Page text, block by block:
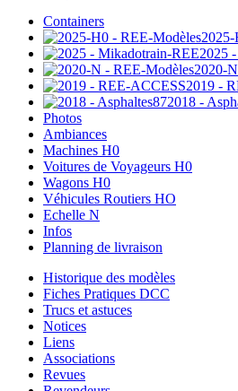
Containers
2025
2020-
2019 -
2018 -
Photos
Ambiances
Machines H0
Voitures de Voyageurs H0
Wagons H0
Véhicules Routiers HO
Echelle N
Infos
Planning de livraison
Historique des modèles
Fiches Pratiques DCC
Trucs et astuces
Notices
Liens
Associations
Revues